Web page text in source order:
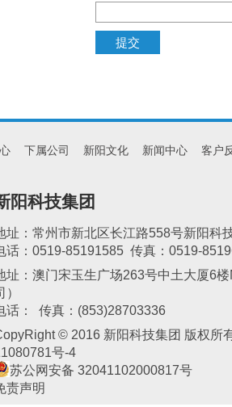
下属公司 新阳文化 新闻中心 客户
阳科技集团
址：常州市新北区长江路558号新阳科
话：0519-85191585 传真：0519-
址：澳门宋玉生广场263号中土大厦6
）
话： 传真：(853)28703336
© 2016 新阳科技集团 版权所
号-4
苏公网安备 32041102000817号
责声明